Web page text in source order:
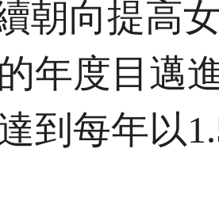
朝向提高
年度目邁
到每年以